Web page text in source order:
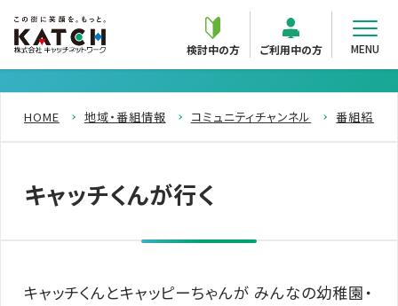
検討中の方 ご利用中の方 MENU
HOME 地域・番組情報 コミュニティチャンネル 番組紹介
キャッチくんが行く
キャッチくんとキャッピーちゃんが みんなの幼稚園・